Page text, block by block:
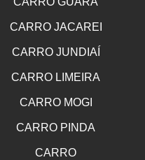
CARRO JACAREI
CARRO JUNDIAÍ
CARRO LIMEIRA
CARRO MOGI
CARRO PINDA
CARRO